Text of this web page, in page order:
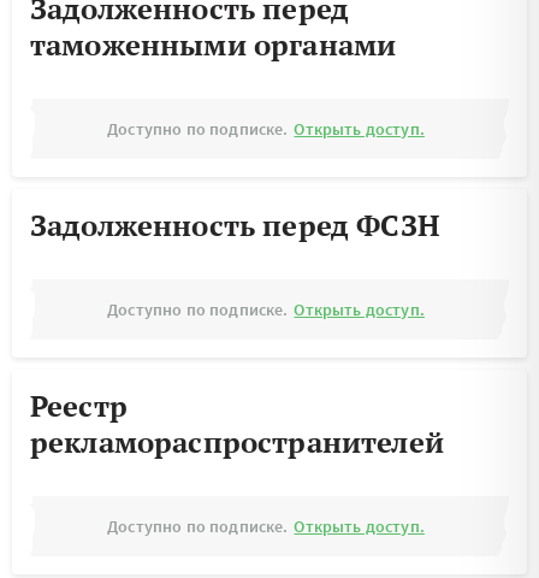
Задолженность перед
таможенными органами
Доступно по подписке. Открыть доступ.
Задолженность перед ФСЗН
Доступно по подписке. Открыть доступ.
Реестр
рекламораспространителей
Доступно по подписке. Открыть доступ.